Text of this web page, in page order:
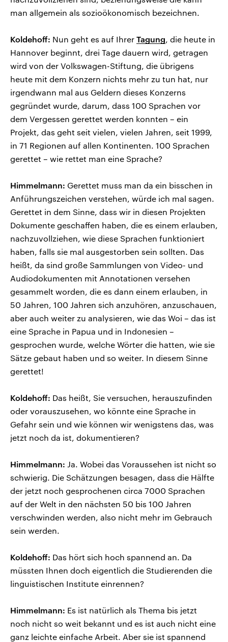
man allgemein als sozioökonomisch bezeichnen.
Koldehoff: Nun geht es auf Ihrer Tagung, die heute in
Hannover beginnt, drei Tage dauern wird, getragen
wird von der Volkswagen-Stiftung, die übrigens
heute mit dem Konzern nichts mehr zu tun hat, nur
irgendwann mal aus Geldern dieses Konzerns
gegründet wurde, darum, dass 100 Sprachen vor
dem Vergessen gerettet werden konnten – ein
Projekt, das geht seit vielen, vielen Jahren, seit 1999,
in 71 Regionen auf allen Kontinenten. 100 Sprachen
gerettet – wie rettet man eine Sprache?
Himmelmann: Gerettet muss man da ein bisschen in
Anführungszeichen verstehen, würde ich mal sagen.
Gerettet in dem Sinne, dass wir in diesen Projekten
Dokumente geschaffen haben, die es einem erlauben,
nachzuvollziehen, wie diese Sprachen funktioniert
haben, falls sie mal ausgestorben sein sollten. Das
heißt, da sind große Sammlungen von Video- und
Audiodokumenten mit Annotationen versehen
gesammelt worden, die es dann einem erlauben, in
50 Jahren, 100 Jahren sich anzuhören, anzuschauen,
aber auch weiter zu analysieren, wie das Woi – das ist
eine Sprache in Papua und in Indonesien –
gesprochen wurde, welche Wörter die hatten, wie sie
Sätze gebaut haben und so weiter. In diesem Sinne
gerettet!
Koldehoff: Das heißt, Sie versuchen, herauszufinden
oder vorauszusehen, wo könnte eine Sprache in
Gefahr sein und wie können wir wenigstens das, was
jetzt noch da ist, dokumentieren?
Himmelmann: Ja. Wobei das Voraussehen ist nicht so
schwierig. Die Schätzungen besagen, dass die Hälfte
der jetzt noch gesprochenen circa 7000 Sprachen
auf der Welt in den nächsten 50 bis 100 Jahren
verschwinden werden, also nicht mehr im Gebrauch
sein werden.
Koldehoff: Das hört sich hoch spannend an. Da
müssten Ihnen doch eigentlich die Studierenden die
linguistischen Institute einrennen?
Himmelmann: Es ist natürlich als Thema bis jetzt
noch nicht so weit bekannt und es ist auch nicht eine
ganz leichte einfache Arbeit. Aber sie ist spannend